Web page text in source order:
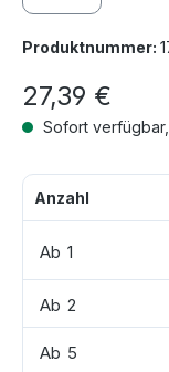
Produktnummer:
27,39 €
Sofort
Anzahl
Ab 1
Ab 2
Ab 5